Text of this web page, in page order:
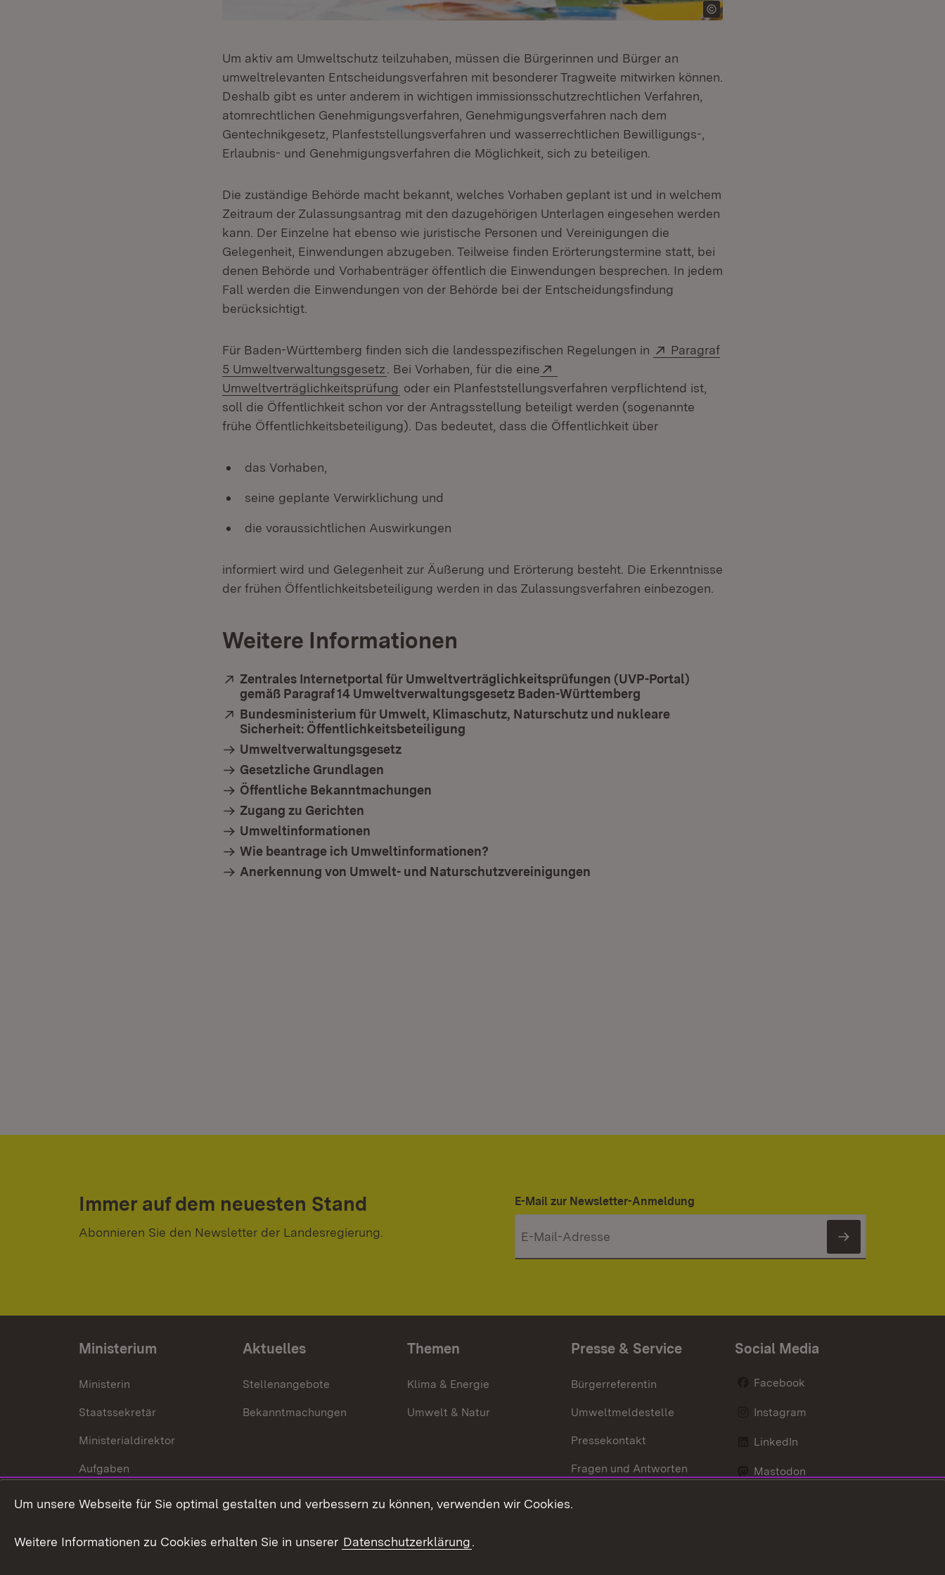
Um aktiv am Umweltschutz teilzuhaben, müssen die Bürgerinnen und Bürger an
umweltrelevanten Entscheidungsverfahren mit besonderer Tragweite mitwirken können.
Deshalb gibt es unter anderem in wichtigen immissionsschutzrechtlichen Verfahren,
atomrechtlichen Genehmigungsverfahren, Genehmigungsverfahren nach dem
Gentechnikgesetz, Planfeststellungsverfahren und wasserrechtlichen Bewilligungs-,
Erlaubnis- und Genehmigungsverfahren die Möglichkeit, sich zu beteiligen.
Die zuständige Behörde macht bekannt, welches Vorhaben geplant ist und in welchem
Zeitraum der Zulassungsantrag mit den dazugehörigen Unterlagen eingesehen werden
kann. Der Einzelne hat ebenso wie juristische Personen und Vereinigungen die
Gelegenheit, Einwendungen abzugeben. Teilweise finden Erörterungstermine statt, bei
denen Behörde und Vorhabenträger öffentlich die Einwendungen besprechen. In jedem
Fall werden die Einwendungen von der Behörde bei der Entscheidungsfindung
berücksichtigt.
Für Baden-Württemberg finden sich die landesspezifischen Regelungen in Extern:
Paragraf
5 Umweltverwaltungsgesetz (Öffnet in neuem Fenster)
. Bei Vorhaben, für die eine
Umweltverträglichkeitsprüfung (Öffnet in neuem Fenster)
oder ein Planfeststellungsverfahren verpflichtend ist,
soll die Öffentlichkeit schon vor der Antragsstellung beteiligt werden (sogenannte
frühe Öffentlichkeitsbeteiligung). Das bedeutet, dass die Öffentlichkeit über
das Vorhaben,
seine geplante Verwirklichung und
die voraussichtlichen Auswirkungen
informiert wird und Gelegenheit zur Äußerung und Erörterung besteht. Die Erkenntnisse
der frühen Öffentlichkeitsbeteiligung werden in das Zulassungsverfahren einbezogen.
Weitere Informationen
Extern:
Zentrales Internetportal für Umweltverträglichkeitsprüfungen (UVP-Portal)
gemäß Paragraf 14 Umweltverwaltungsgesetz Baden-Württemberg
Extern:
Bundesministerium für Umwelt, Klimaschutz, Naturschutz und nukleare
Sicherheit: Öffentlichkeitsbeteiligung
Umweltverwaltungsgesetz
Gesetzliche Grundlagen
Öffentliche Bekanntmachungen
Zugang zu Gerichten
Umweltinformationen
Wie beantrage ich Umweltinformationen?
Anerkennung von Umwelt- und Naturschutzvereinigungen
Immer auf dem neuesten Stand
Abonnieren Sie den Newsletter der Landesregierung.
E-Mail zur Newsletter-Anmeldung
Newsletter
Ministerium
Ministerin
Staatssekretär
Ministerialdirektor
Aufgaben
Internationale
Aktuelles
Stellenangebote
Bekanntmachungen
Themen
Klima & Energie
Umwelt & Natur
Presse & Service
Bürgerreferentin
Umweltmeldestelle
Pressekontakt
Fragen und Antworten
Social Media
Facebook
Instagram
LinkedIn
Mastodon
Um unsere Webseite für Sie optimal gestalten und verbessern zu können, verwenden wir Cookies.
Weitere Informationen zu Cookies erhalten Sie in unserer Datenschutzerklärung.